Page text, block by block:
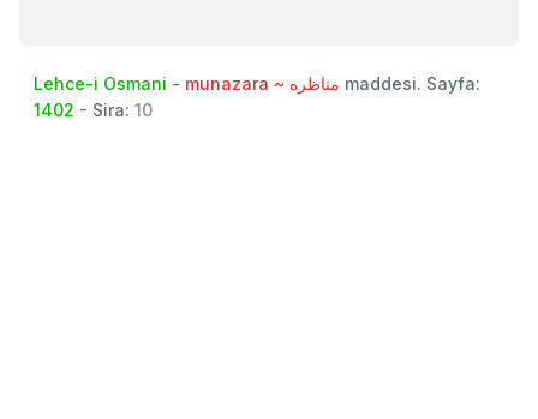
Lehce-i Osmani - munazara ~ مناظره maddesi. Sayfa:
1402 - Sira: 10